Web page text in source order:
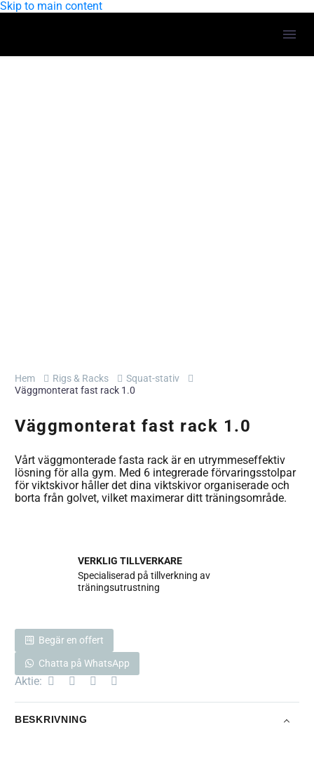
Skip to main content
Hem Rigs & Racks
Squat-stativ
Väggmonterat fast rack 1.0
Väggmonterat fast rack 1.0
Vårt väggmonterade fasta rack är en utrymmeseffektiv
lösning för alla gym. Med 6 integrerade förvaringsstolpar
för viktskivor håller det dina viktskivor organiserade och
borta från golvet, vilket maximerar ditt träningsområde.
VERKLIG TILLVERKARE
Specialiserad på tillverkning av
träningsutrustning
Begär en offert
Chatta på WhatsApp
Aktie:
BESKRIVNING